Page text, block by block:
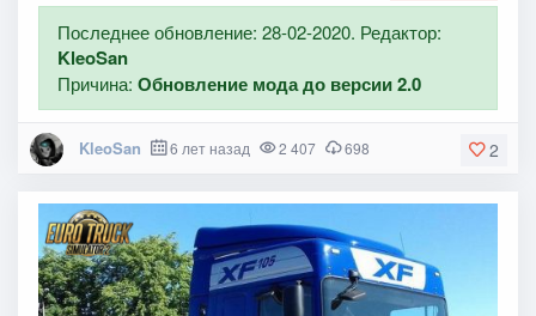
Последнее обновление: 28-02-2020. Редактор:
KleoSan
Причина:Обновление мода до версии 2.0
2
KleoSan 6 лет назад 2 407 698